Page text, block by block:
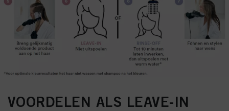
VOORDELEN ALS LEAVE-IN